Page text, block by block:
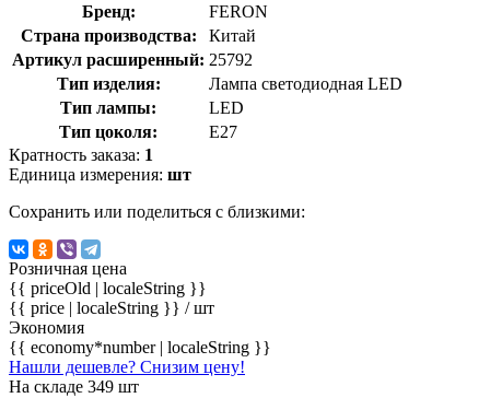
Бренд:
FERON
Страна производства:
Китай
Артикул расширенный: 25792
Тип изделия:
Лампа светодиодная LED
Тип лампы:
LED
Тип цоколя:
E27
Кратность заказа: 1
Единица измерения: шт
Сохранить или поделиться с близкими:
Розничная цена
{{ priceOld | localeString }}
{{ price | localeString }} / шт
Экономия
{{ economy*number | localeString }}
Нашли дешевле? Снизим цену!
На складе 349 шт